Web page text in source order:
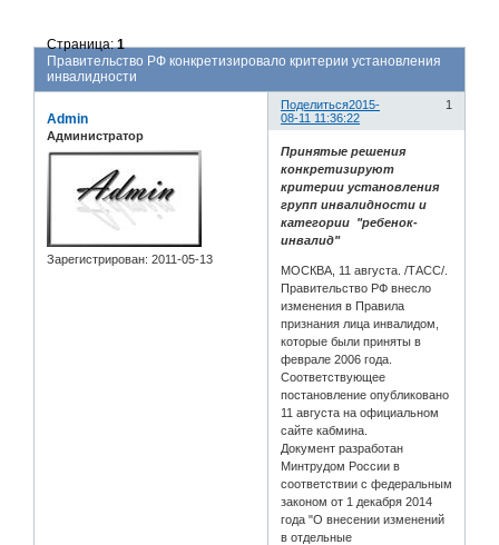
Правительство РФ конкретизировало критерии установления
инвалидности
Страница:1
Поделиться 1
2015-
08-11 11:36:22
Admin
Администратор
Зарегистрирован: 2011-05-13
Принятые решения
конкретизируют
критерии установления
групп инвалидности и
категории "ребенок-
инвалид"
МОСКВА, 11 августа. /ТАСС/.
Правительство РФ внесло
изменения в Правила
признания лица инвалидом,
которые были приняты в
феврале 2006 года.
Соответствующее
постановление опубликовано
11 августа на официальном
сайте кабмина.
Документ разработан
Минтрудом России в
соответствии с федеральным
законом от 1 декабря 2014
года "О внесении изменений
в отдельные